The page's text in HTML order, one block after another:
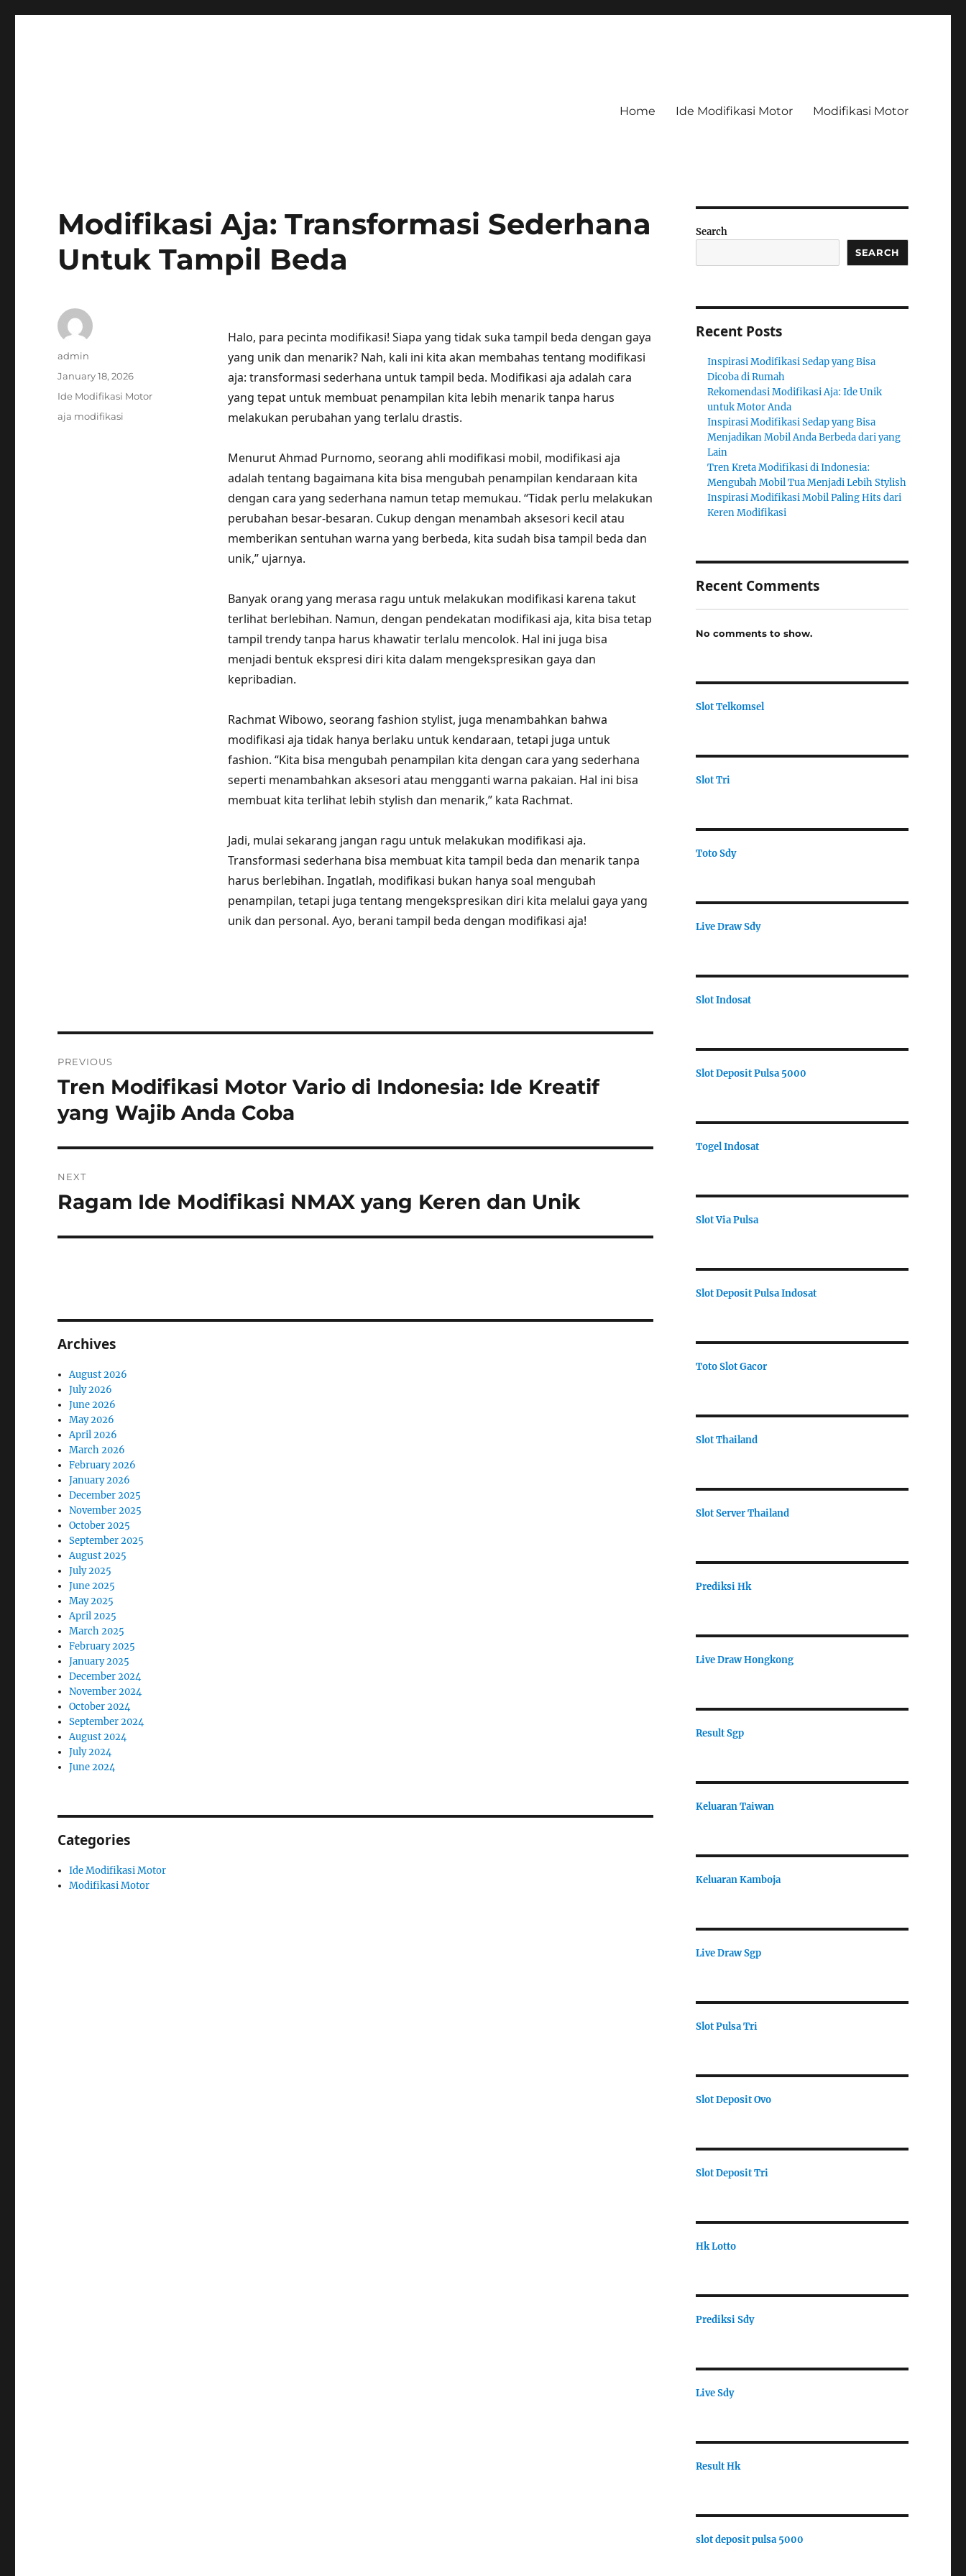
Home Ide Modifikasi Motor Modifikasi Motor
Modifikasi Aja: Transformasi Sederhana
Untuk Tampil Beda
Halo, para pecinta modifikasi! Siapa yang tidak suka tampil beda dengan gaya
yang unik dan menarik? Nah, kali ini kita akan membahas tentang modifikasi
aja: transformasi sederhana untuk tampil beda. Modifikasi aja adalah cara
yang tepat untuk membuat penampilan kita lebih menarik tanpa harus
melakukan perubahan yang terlalu drastis.
Menurut Ahmad Purnomo, seorang ahli modifikasi mobil, modifikasi aja
adalah tentang bagaimana kita bisa mengubah penampilan kendaraan kita
dengan cara yang sederhana namun tetap memukau. “Tidak perlu melakukan
perubahan besar-besaran. Cukup dengan menambah aksesori kecil atau
memberikan sentuhan warna yang berbeda, kita sudah bisa tampil beda dan
unik,” ujarnya.
Banyak orang yang merasa ragu untuk melakukan modifikasi karena takut
terlihat berlebihan. Namun, dengan pendekatan modifikasi aja, kita bisa tetap
tampil trendy tanpa harus khawatir terlalu mencolok. Hal ini juga bisa
menjadi bentuk ekspresi diri kita dalam mengekspresikan gaya dan
kepribadian.
Rachmat Wibowo, seorang fashion stylist, juga menambahkan bahwa
modifikasi aja tidak hanya berlaku untuk kendaraan, tetapi juga untuk
fashion. “Kita bisa mengubah penampilan kita dengan cara yang sederhana
seperti menambahkan aksesori atau mengganti warna pakaian. Hal ini bisa
membuat kita terlihat lebih stylish dan menarik,” kata Rachmat.
Jadi, mulai sekarang jangan ragu untuk melakukan modifikasi aja.
Transformasi sederhana bisa membuat kita tampil beda dan menarik tanpa
harus berlebihan. Ingatlah, modifikasi bukan hanya soal mengubah
penampilan, tetapi juga tentang mengekspresikan diri kita melalui gaya yang
unik dan personal. Ayo, berani tampil beda dengan modifikasi aja!
Author
admin
Posted
on
January 18, 2026
Categories
Ide Modifikasi Motor
Tags
aja modifikasi
navigation
PREVIOUS
Previous
Tren Modifikasi Motor Vario di Indonesia: Ide Kreatif
yang Wajib Anda Coba
NEXT
Next
Ragam Ide Modifikasi NMAX yang Keren dan Unik
Archives
August 2026
July 2026
June 2026
May 2026
April 2026
March 2026
February 2026
January 2026
December 2025
November 2025
October 2025
September 2025
August 2025
July 2025
June 2025
May 2025
April 2025
March 2025
February 2025
January 2025
December 2024
November 2024
October 2024
September 2024
August 2024
July 2024
June 2024
Categories
Ide Modifikasi Motor
Modifikasi Motor
Search
SEARCH
Recent Posts
Inspirasi Modifikasi Sedap yang Bisa
Dicoba di Rumah
Rekomendasi Modifikasi Aja: Ide Unik
untuk Motor Anda
Inspirasi Modifikasi Sedap yang Bisa
Menjadikan Mobil Anda Berbeda dari yang
Lain
Tren Kreta Modifikasi di Indonesia:
Mengubah Mobil Tua Menjadi Lebih Stylish
Inspirasi Modifikasi Mobil Paling Hits dari
Keren Modifikasi
Recent Comments
No comments to show.
Slot Telkomsel
Slot Tri
Toto Sdy
Live Draw Sdy
Slot Indosat
Slot Deposit Pulsa 5000
Togel Indosat
Slot Via Pulsa
Slot Deposit Pulsa Indosat
Toto Slot Gacor
Slot Thailand
Slot Server Thailand
Prediksi Hk
Live Draw Hongkong
Result Sgp
Keluaran Taiwan
Keluaran Kamboja
Live Draw Sgp
Slot Pulsa Tri
Slot Deposit Ovo
Slot Deposit Tri
Hk Lotto
Prediksi Sdy
Live Sdy
Result Hk
slot deposit pulsa 5000